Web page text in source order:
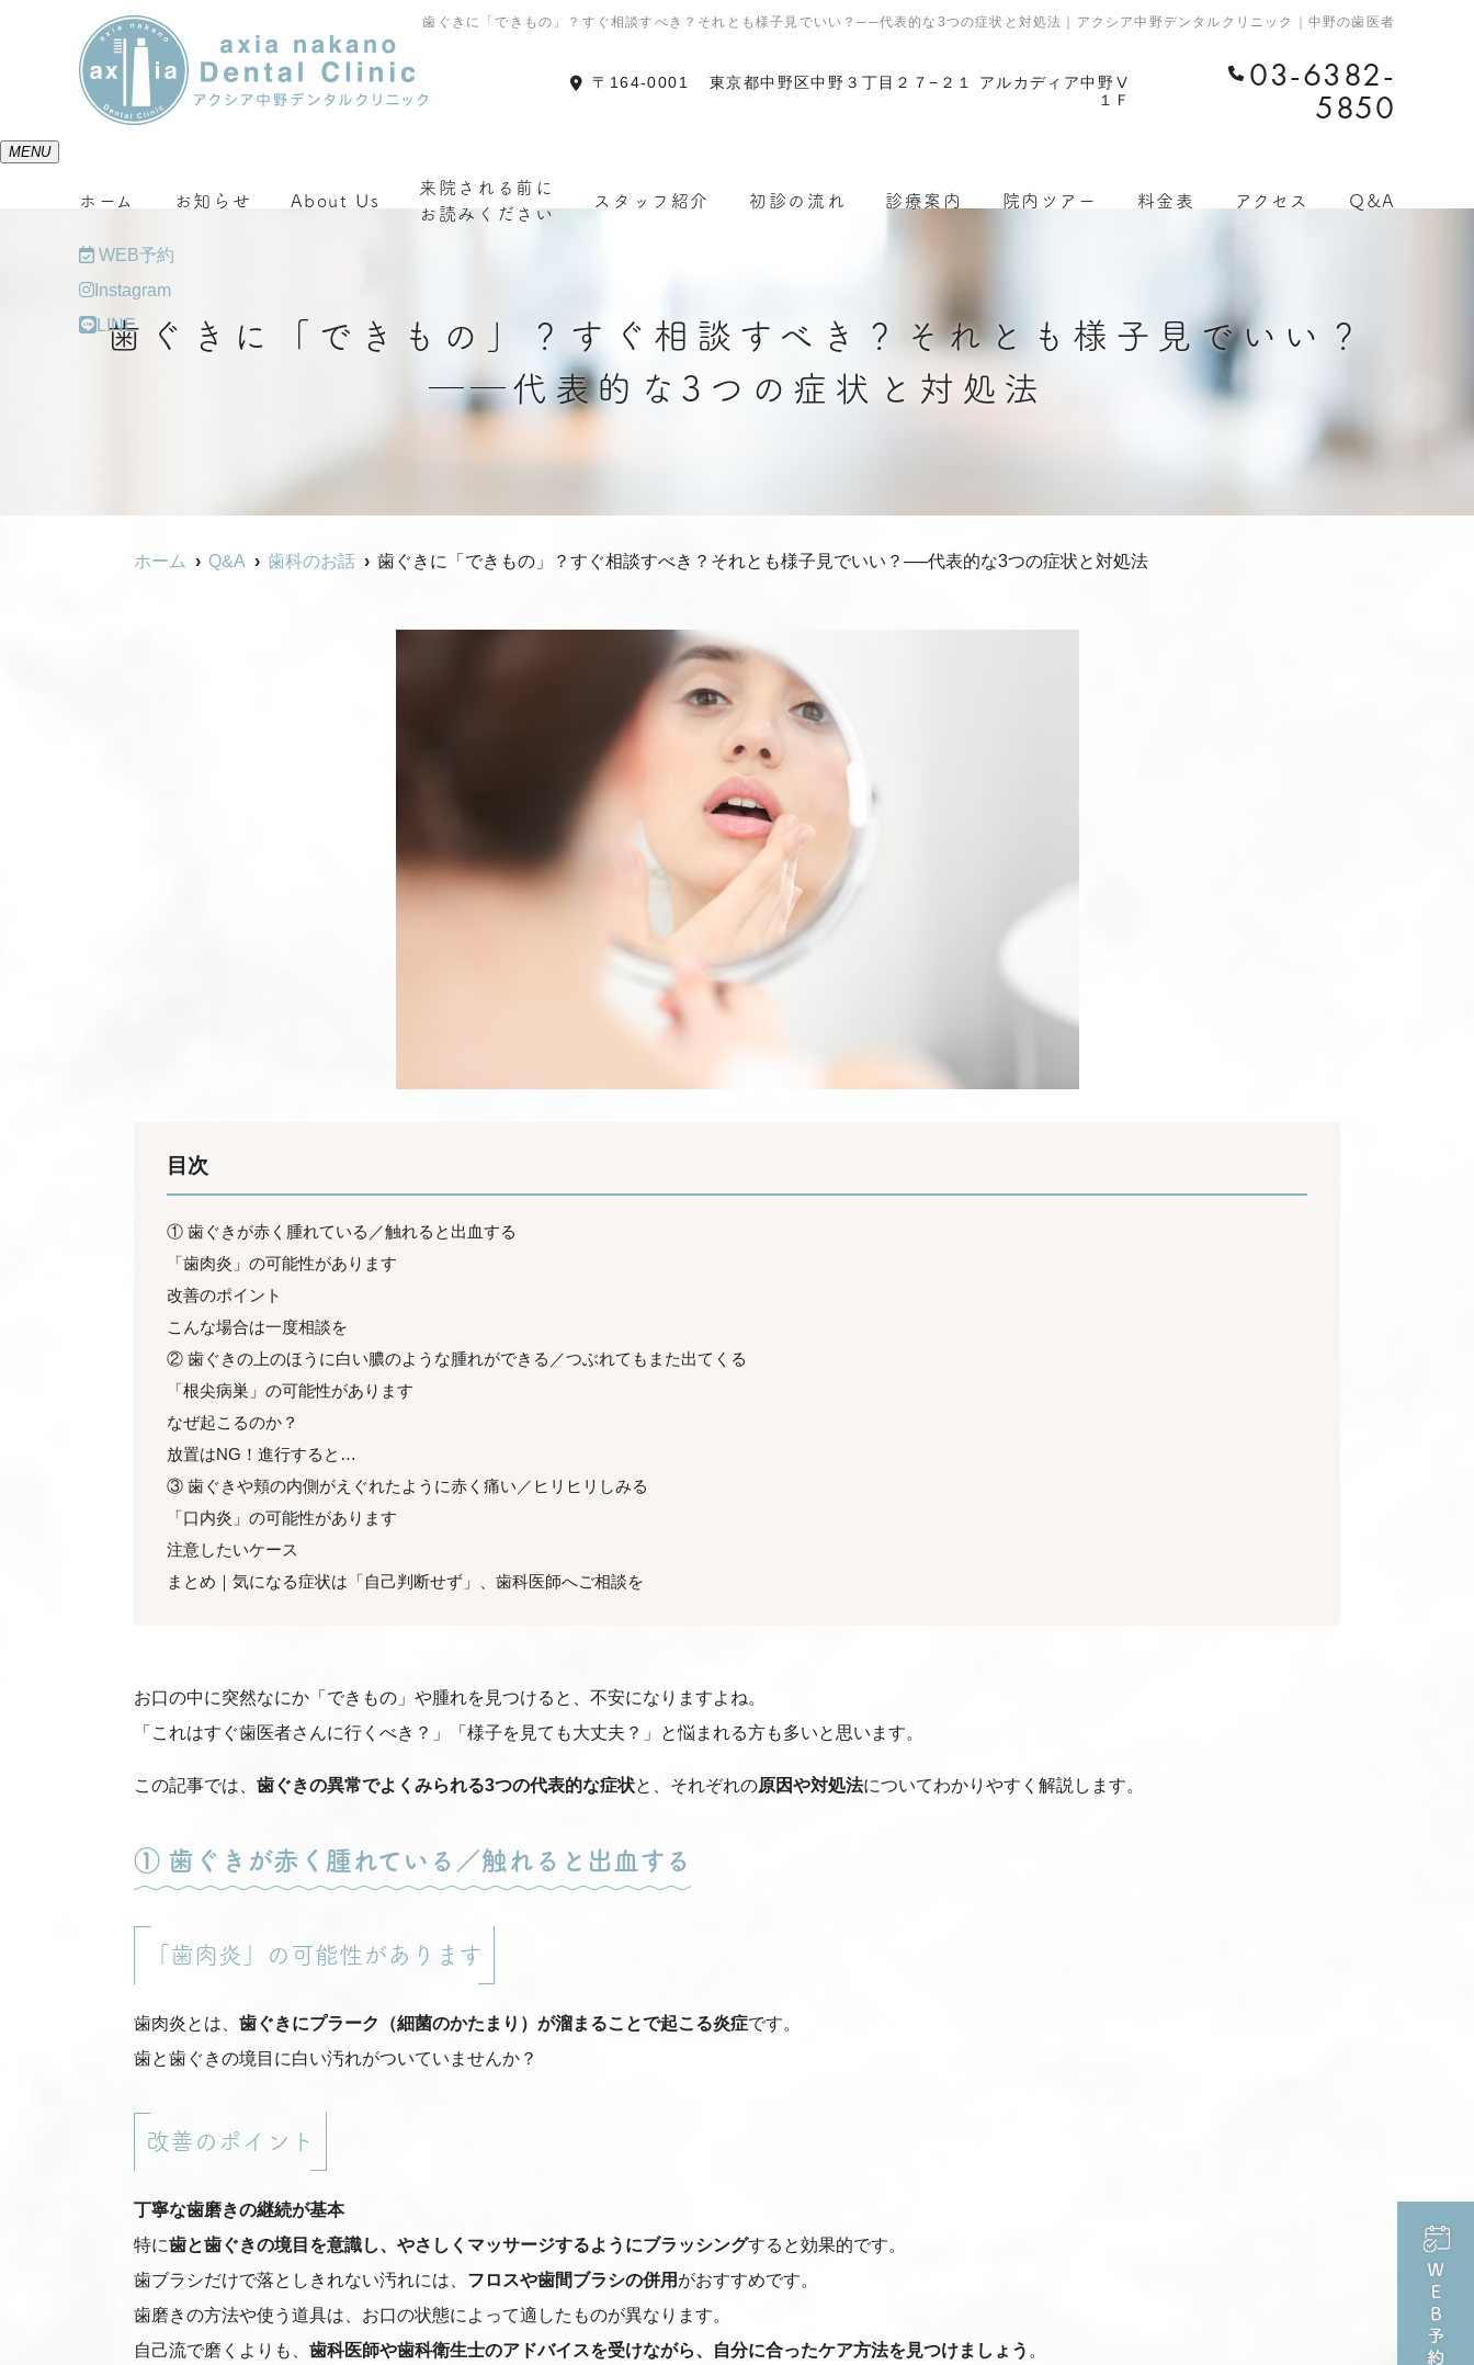
歯ぐきに「できもの」？すぐ相談すべき？それとも様子見でいい？──代表的な3つの症状と対処法｜アクシア中野デンタルクリニック｜中野の歯医者
〒164-0001
東京都中野区中野３丁目２７−２１ アルカディア中野Ⅴ
１Ｆ
03-6382-
5850
MENU
ホーム お知らせ About Us
来院される前に
お読みください
スタッフ紹介 初診の流れ 診療案内 院内ツアー 料金表 アクセス Q&A
WEB予約
Instagram
LINE
歯ぐきに「できもの」？すぐ相談すべき？それとも様子見でいい？
──代表的な3つの症状と対処法
ホーム Q&A 歯科のお話 歯ぐきに「できもの」？すぐ相談すべき？それとも様子見でいい？──代表的な3つの症状と対処法
目次
① 歯ぐきが赤く腫れている／触れると出血する
「歯肉炎」の可能性があります
改善のポイント
こんな場合は一度相談を
② 歯ぐきの上のほうに白い膿のような腫れができる／つぶれてもまた出てくる
「根尖病巣」の可能性があります
なぜ起こるのか？
放置はNG！進行すると…
③ 歯ぐきや頬の内側がえぐれたように赤く痛い／ヒリヒリしみる
「口内炎」の可能性があります
注意したいケース
まとめ｜気になる症状は「自己判断せず」、歯科医師へご相談を
お口の中に突然なにか「できもの」や腫れを見つけると、不安になりますよね。
「これはすぐ歯医者さんに行くべき？」「様子を見ても大丈夫？」と悩まれる方も多いと思います。
この記事では、 歯ぐきの異常でよくみられる3つの代表的な症状と、それぞれの原因や対処法についてわかりやすく解説します。
① 歯ぐきが赤く腫れている／触れると出血する
「歯肉炎」の可能性があります
歯肉炎とは、 歯ぐきにプラーク（細菌のかたまり）が溜まることで起こる炎症です。
歯と歯ぐきの境目に白い汚れがついていませんか？
改善のポイント
丁寧な歯磨きの継続が基本
特に歯と歯ぐきの境目を意識し、やさしくマッサージするようにブラッシングすると効果的です。
歯ブラシだけで落としきれない汚れには、 フロスや歯間ブラシの併用 がおすすめです。
歯磨きの方法や使う道具は、お口の状態によって適したものが異なります。
自己流で磨くよりも、 歯科医師や歯科衛生士のアドバイスを受けながら、自分に合ったケア方法を見つけましょう 。